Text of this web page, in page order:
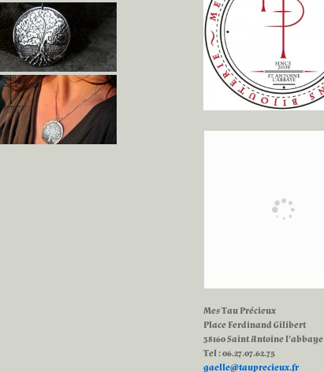
Mes Tau Précieux
Place Ferdinand Gilibert
38160 Saint Antoine l’abbaye
Tel : 06.27.07.62.75
gaelle@tauprecieux.fr